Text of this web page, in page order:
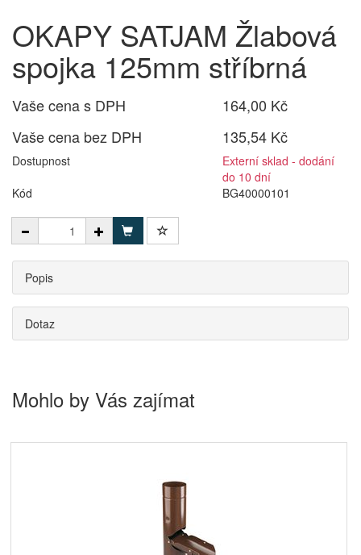
OKAPY SATJAM Žlabová
spojka 125mm stříbrná
Vaše cena s DPH
164,00 Kč
Vaše cena bez DPH
135,54 Kč
Dostupnost
Externí sklad - dodání
do 10 dní
Kód
BG40000101
Popis
Dotaz
Mohlo by Vás zajímat